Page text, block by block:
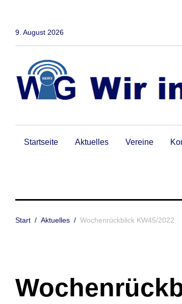
9. August 2026
Startseite Aktuelles Vereine
Start / Aktuelles / Wochenrückblick KW45/2022